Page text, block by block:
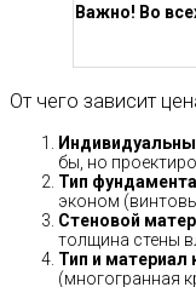
Важно! Во
От чего зависит
бы, но
Тип фундамента
эконом
Стеновой
толщина стены
Тип и материал
(многогранная